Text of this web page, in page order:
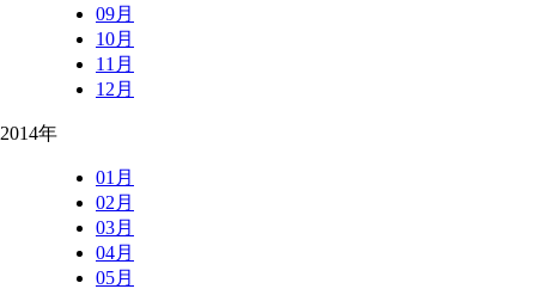
09月
10月
11月
12月
2014年
01月
02月
03月
04月
05月